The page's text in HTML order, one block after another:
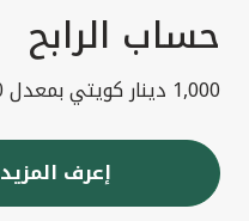
حساب الرابح
1,000 دينار كويتي بمعدل 30 رابح شهريا
إعرف المزيد